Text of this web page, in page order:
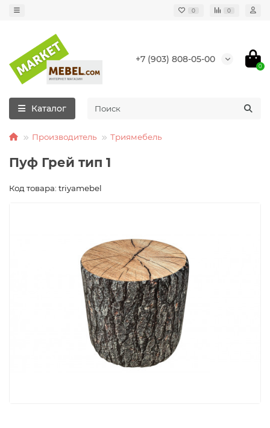
0 0
+7 (903) 808-05-00
0
Каталог
Производитель Триямебель
Пуф Грей тип 1
Код товара: triyamebel